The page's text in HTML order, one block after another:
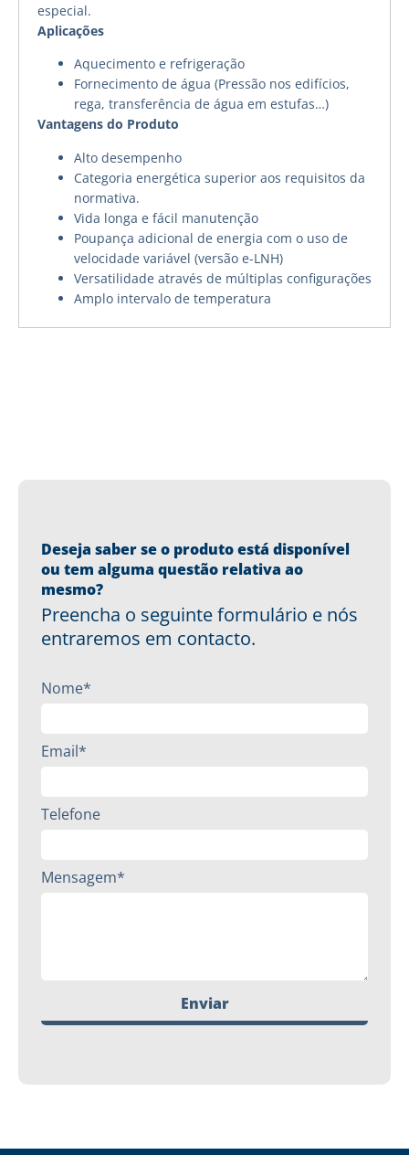
especial.
Aplicações
Aquecimento e refrigeração
Fornecimento de água (Pressão nos edifícios,
rega, transferência de água em estufas…)
Vantagens do Produto
Alto desempenho
Categoria energética superior aos requisitos da
normativa.
Vida longa e fácil manutenção
Poupança adicional de energia com o uso de
velocidade variável (versão e-LNH)
Versatilidade através de múltiplas configurações
Amplo intervalo de temperatura
Deseja saber se o produto está disponível
ou tem alguma questão relativa ao
mesmo?
Preencha o seguinte formulário e nós
entraremos em contacto.
Nome*
Email*
Telefone
Mensagem*
Enviar